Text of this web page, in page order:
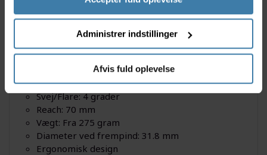
Administrer indstillinger
Afvis fuld oplevelse
PRO PLT Carbon frempind
Bredde: Findes i flere varianter
Materiale: Carbon
Drop: 115
Svej/Flare: 4 grader
Reach: 70 mm
Vægt: Fra 275 gram
Diameter ved frempind: 31.8 mm
Ergonomisk design